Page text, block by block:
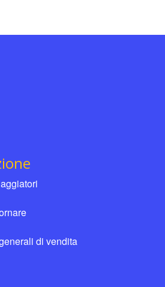
di vendita